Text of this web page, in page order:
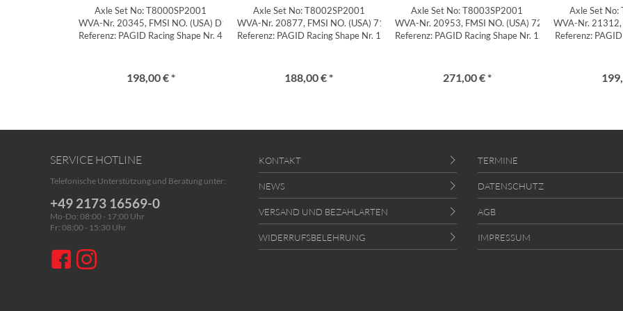
Axle Set No: T8000SP2001
WVA-Nr. 20345, FMSI NO. (USA) D1599,
Referenz: PAGID Racing Shape Nr. 4345
198,00 € *
Axle Set No: T8002SP2001
WVA-Nr. 20877, FMSI NO. (USA) 7189-D286,
Referenz: PAGID Racing Shape Nr. 1203
188,00 € *
Axle Set No: T8003SP2001
WVA-Nr. 20953, FMSI NO. (USA) 7262 D372,
Referenz: PAGID Racing Shape Nr. 1204
271,00 € *
Axle Set No:
WVA-Nr.
Referenz:
SERVICE HOTLINE
Telefonische Unterstützung und Beratung unter:
+49 2173 16569-0
Mo-Do: 08:00 - 17:00 Uhr
Fr: 08:00 - 15:30 Uhr
KONTAKT
NEWS
VERSAND UND BEZAHLARTEN
WIDERRUFSBELEHRUNG
TERMINE
DATENSCHUTZ
AGB
IMPRESSUM